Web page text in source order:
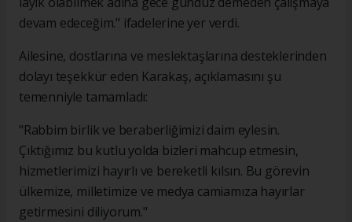
devam edeceğim." ifadelerine yer verdi.
Ailesine, dostlarına ve meslektaşlarına desteklerinden
dolayı teşekkür eden Karakaş, açıklamasını şu
temenniyle tamamladı:
"Rabbim birlik ve beraberliğimizi daim eylesin.
Çıktığımız bu kutlu yolda bizleri mahcup etmesin,
hizmetlerimizi hayırlı ve bereketli kılsın. Bu görevin
ülkemize, milletimize ve medya camiamıza hayırlar
getirmesini diliyorum."